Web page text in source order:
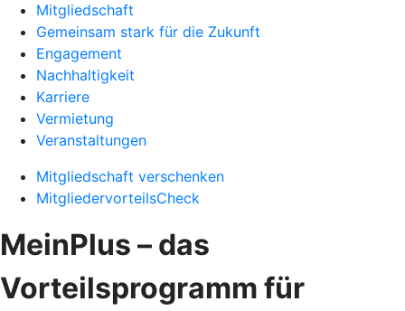
Mitgliedschaft
Gemeinsam stark für die Zukunft
Engagement
Nachhaltigkeit
Karriere
Vermietung
Veranstaltungen
Mitgliedschaft verschenken
MitgliedervorteilsCheck
MeinPlus – das
Vorteilsprogramm für